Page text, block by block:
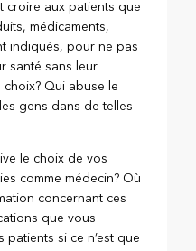
croire aux patients que
médicaments,
indiqués, pour ne pas
santé sans leur
Qui abuse le
gens dans de telles
le choix de vos
comme médecin? Où
concernant ces
que vous
patients si ce n’est que